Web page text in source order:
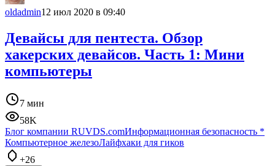
oldadmin12 июл 2020 в 09:40
Девайсы для пентеста. Обзор
хакерских девайсов. Часть 1: Мини
компьютеры
7 мин
58K
Блог компании RUVDS.comИнформационная безопасность *
Компьютерное железоЛайфхаки для гиков
+26